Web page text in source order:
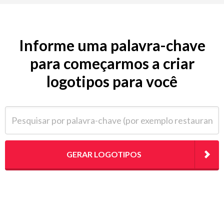
Informe uma palavra-chave
para começarmos a criar
logotipos para você
GERAR LOGOTIPOS